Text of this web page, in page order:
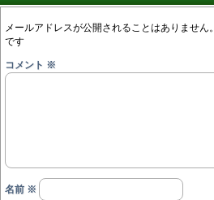
メールアドレスが公開されることはありません。
です
コメント ※
名前 ※